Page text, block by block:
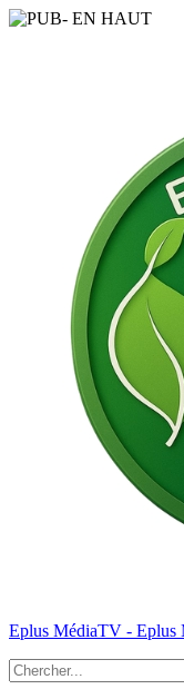
Eplus MédiaTV - Eplus